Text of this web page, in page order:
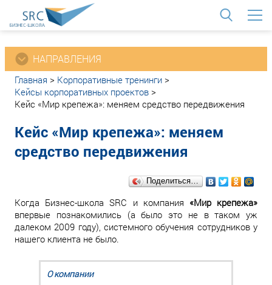
НАПРАВЛЕНИЯ
Главная > Корпоративные тренинги >
Кейсы корпоративных проектов >
Кейс «Мир крепежа»: меняем средство передвижения
Кейс «Мир крепежа»: меняем
средство передвижения
Поделиться…
Когда Бизнес-школа SRC и компания «Мир крепежа»
впервые познакомились (а было это не в таком уж
далеком 2009 году), системного обучения сотрудников у
нашего клиента не было.
О компании